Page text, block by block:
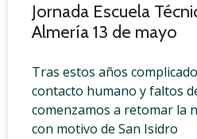
Jornada Escuela
Almería 13 de mayo
Tras estos años
contacto humano y faltos
comenzamos a retomar la
con motivo de San Isidro